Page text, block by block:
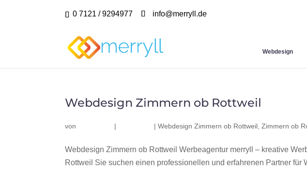
0 7121 / 9294977 info@merryll.de
Webdesign
Webdesign Zimmern ob Rottweil
von | |Webdesign Zimmern ob Rottweil ,Zimmern ob
Webdesign Zimmern ob Rottweil Werbeagentur merryll – kreative
Rottweil Sie suchen einen professionellen und erfahrenen Partner für